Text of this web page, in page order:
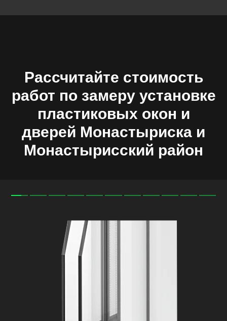
Рассчитайте стоимость
работ по замеру установке
пластиковых окон и
дверей Монастыриска и
Монастырисский район